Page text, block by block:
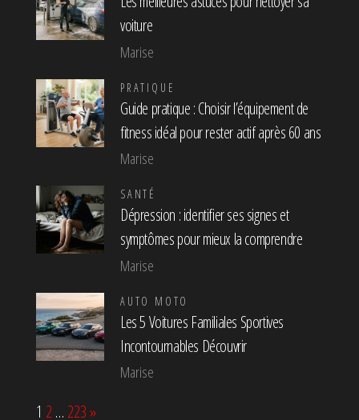
voiture
Marise
PRATIQUE
Guide pratique : Choisir l’équipement de
fitness idéal pour rester actif après 60 ans
Marise
SANTÉ
Dépression : identifier ses signes et
symptômes pour mieux la comprendre
Marise
AUTO MOTO
Les 5 Voitures Familiales Sportives
Incontournables Découvrir
Marise
Page:
1 2… 223Next
»